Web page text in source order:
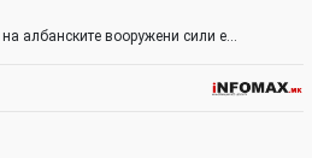
албанските вооружени сили е…